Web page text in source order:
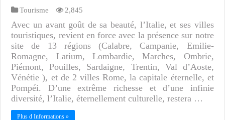
Tourisme 2,845
Avec un avant goût de sa beauté, l’Italie, et ses villes
touristiques, revient en force avec la présence sur notre
site de 13 régions (Calabre, Campanie, Emilie-
Romagne, Latium, Lombardie, Marches, Ombrie,
Piémont, Pouilles, Sardaigne, Trentin, Val d’Aoste,
Vénétie ), et de 2 villes Rome, la capitale éternelle, et
Pompéi. D’une extrême richesse et d’une infinie
diversité, l’Italie, éternellement culturelle, restera …
Plus d Informations »